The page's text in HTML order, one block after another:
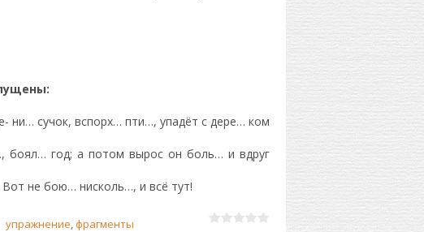
ни… сучок, вспорх… пти…, упадёт с дере… ком
боял… год; а потом вырос он боль… и вдруг
не бою… нисколь…, и всё тут!
упражнение фрагменты